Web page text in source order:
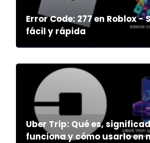
Error Code: 277 en Roblox -
fácil y rápida
Uber Trip: Qué es,
funciona y cómo usarlo en